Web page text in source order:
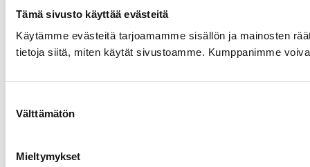
Tämä sivusto käyttää evästeitä
Käytämme evästeitä tarjoamamme sisällön ja mainosten
tietoja siitä, miten käytät sivustoamme. Kumppanimme
valinta
Välttämätön
Mieltymykset